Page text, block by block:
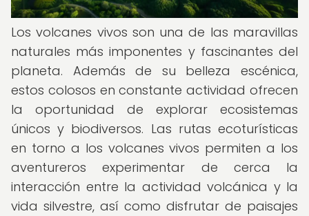
Los volcanes vivos son una de las maravillas
naturales más imponentes y fascinantes del
planeta. Además de su belleza escénica,
estos colosos en constante actividad ofrecen
la oportunidad de explorar ecosistemas
únicos y biodiversos. Las rutas ecoturísticas
en torno a los volcanes vivos permiten a los
aventureros experimentar de cerca la
interacción entre la actividad volcánica y la
vida silvestre, así como disfrutar de paisajes